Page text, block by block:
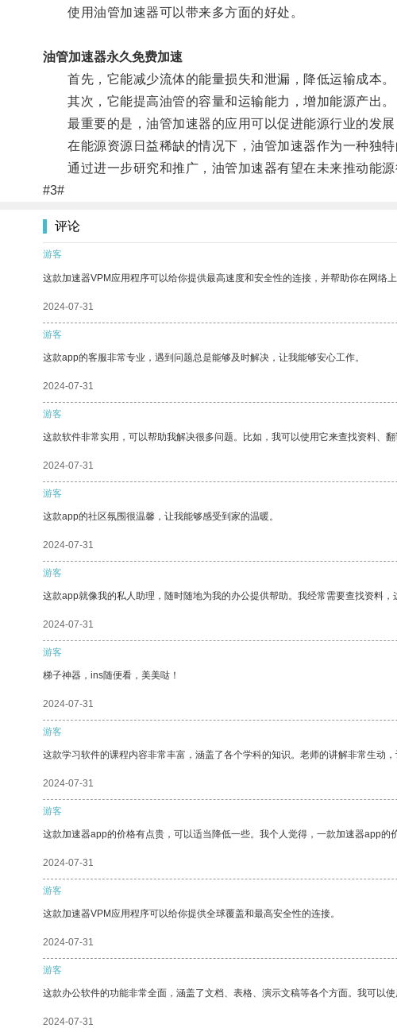
使用油管加速器可以带来多方面的好处。
油管加速器永久免费加速
首先，它能减少流体的能量损失和泄漏，降低运输成本。
其次，它能提高油管的容量和运输能力，增加能源产出。
最重要的是，油管加速器的应用可以促进能源行业的发展
在能源资源日益稀缺的情况下，油管加速器作为一种独特
通过进一步研究和推广，油管加速器有望在未来推动能源
#3#
评论
游客
这款加速器VPM应用程序可以给你提供最高速度和安全性的连接，并帮助你在网络上
2024-07-31
游客
这款app的客服非常专业，遇到问题总是能够及时解决，让我能够安心工作。
2024-07-31
游客
这款软件非常实用，可以帮助我解决很多问题。比如，我可以使用它来查找资料、翻
2024-07-31
游客
这款app的社区氛围很温馨，让我能够感受到家的温暖。
2024-07-31
游客
这款app就像我的私人助理，随时随地为我的办公提供帮助。我经常需要查找资料
2024-07-31
游客
梯子神器，ins随便看，美美哒！
2024-07-31
游客
这款学习软件的课程内容非常丰富，涵盖了各个学科的知识。老师的讲解非常生动，
2024-07-31
游客
这款加速器app的价格有点贵，可以适当降低一些。我个人觉得，一款加速器app的
2024-07-31
游客
这款加速器VPM应用程序可以给你提供全球覆盖和最高安全性的连接。
2024-07-31
游客
这款办公软件的功能非常全面，涵盖了文档、表格、演示文稿等各个方面。我可以
2024-07-31